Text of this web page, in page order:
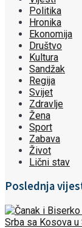
Politika
Hronika
Ekonomija
Društvo
Kultura
Sandžak
Regija
Svijet
Zdravlje
Žena
Sport
Zabava
Život
Lični stav
Poslednja